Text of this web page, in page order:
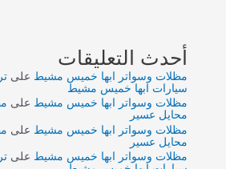
أحدث التعليقات
مظلات وسواتر ابها خميس مشيط على
سيارات ابها خميس مشيط
مظلات وسواتر ابها خميس مشيط على
محايل عسير
مظلات وسواتر ابها خميس مشيط على
محايل عسير
مظلات وسواتر ابها خميس مشيط على